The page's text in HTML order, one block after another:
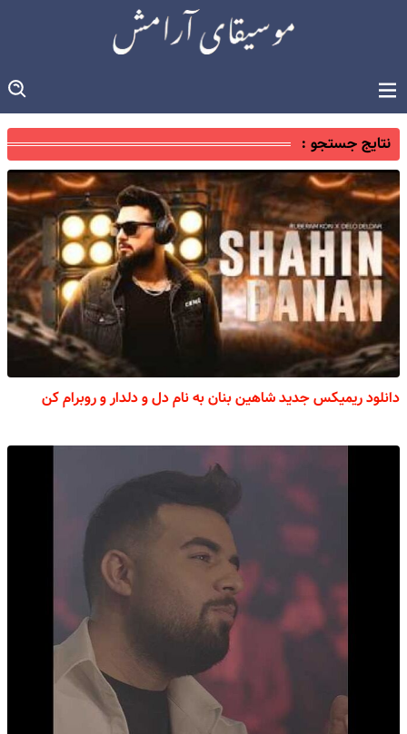
نتایج جستجو :
دانلود ریمیکس جدید شاهین بنان به نام دل و دلدار و روبرام کن